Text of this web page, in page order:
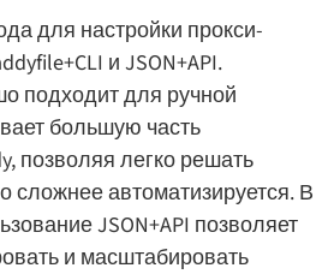
для настройки прокси-
и JSON+API.
подходит для ручной
большую часть
позволяя легко решать
сложнее автоматизируется. В
JSON+API позволяет
и масштабировать